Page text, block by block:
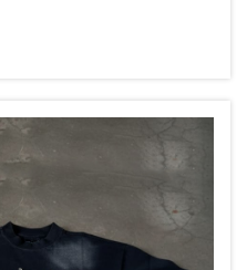
πλύσιματος και
πολύ προσοχή, η
streetwear και τζιν
δύσκολα εφικτά...